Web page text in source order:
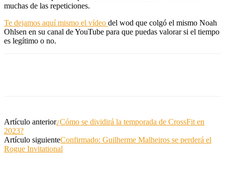
muchas de las repeticiones.
Te dejamos aquí mismo el vídeo del wod que colgó el mismo Noah
Ohlsen en su canal de YouTube para que puedas valorar si el tiempo
es legítimo o no.
Artículo anterior¿Cómo se dividirá la temporada de CrossFit en
2023?
Artículo siguienteConfirmado: Guilherme Malheiros se perderá el
Rogue Invitational